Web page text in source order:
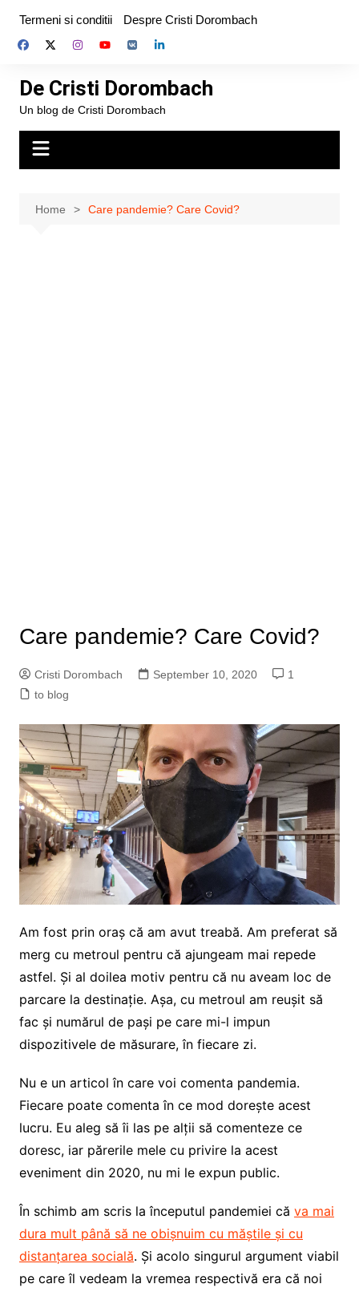
content
Termeni si conditii Despre Cristi Dorombach
De Cristi Dorombach
Un blog de Cristi Dorombach
Home Care pandemie? Care Covid?
Care pandemie? Care Covid?
Cristi Dorombach September 10, 2020
1
to blog
Am fost prin oraș că am avut treabă. Am preferat să
merg cu metroul pentru că ajungeam mai repede
astfel. Și al doilea motiv pentru că nu aveam loc de
parcare la destinație. Așa, cu metroul am reușit să
fac și numărul de pași pe care mi-l impun
dispozitivele de măsurare, în fiecare zi.
Nu e un articol în care voi comenta pandemia.
Fiecare poate comenta în ce mod dorește acest
lucru. Eu aleg să îi las pe alții să comenteze ce
doresc, iar părerile mele cu privire la acest
eveniment din 2020, nu mi le expun public.
În schimb am scris la începutul pandemiei că va mai
dura mult până să ne obișnuim cu măștile și cu
distanțarea socială. Și acolo singurul argument viabil
pe care îl vedeam la vremea respectivă era că noi